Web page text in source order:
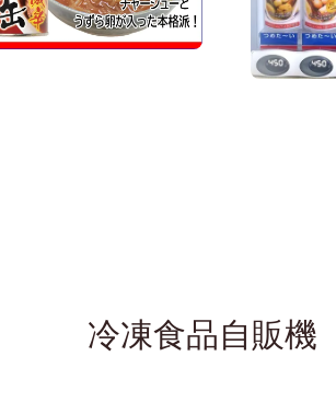
冷凍食品自販機